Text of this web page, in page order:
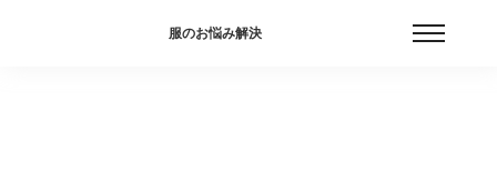
服のお悩み解決